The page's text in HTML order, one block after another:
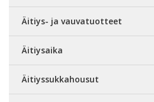
Äitiys- ja vauvatuotteet
Äitiysaika
Äitiyssukkahousut